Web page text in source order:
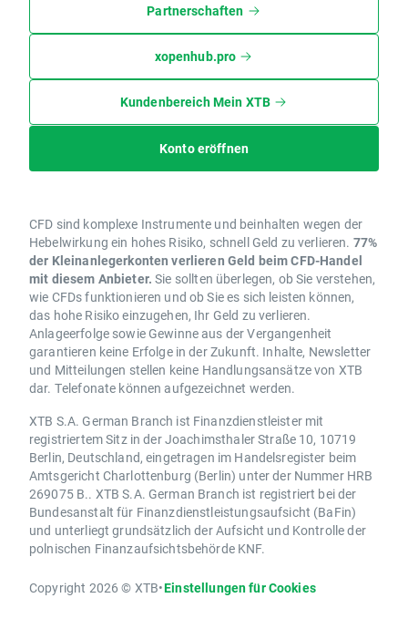
Partnerschaften
xopenhub.pro
Kundenbereich Mein XTB
Konto eröffnen
CFD sind komplexe Instrumente und beinhalten wegen der
Hebelwirkung ein hohes Risiko, schnell Geld zu verlieren. 77%
der Kleinanlegerkonten verlieren Geld beim CFD-Handel
mit diesem Anbieter. Sie sollten überlegen, ob Sie verstehen,
wie CFDs funktionieren und ob Sie es sich leisten können,
das hohe Risiko einzugehen, Ihr Geld zu verlieren.
Anlageerfolge sowie Gewinne aus der Vergangenheit
garantieren keine Erfolge in der Zukunft. Inhalte, Newsletter
und Mitteilungen stellen keine Handlungsansätze von XTB
dar. Telefonate können aufgezeichnet werden.
XTB S.A. German Branch ist Finanzdienstleister mit
registriertem Sitz in der Joachimsthaler Straße 10, 10719
Berlin, Deutschland, eingetragen im Handelsregister beim
Amtsgericht Charlottenburg (Berlin) unter der Nummer HRB
269075 B.. XTB S.A. German Branch ist registriert bei der
Bundesanstalt für Finanzdienstleistungsaufsicht (BaFin)
und unterliegt grundsätzlich der Aufsicht und Kontrolle der
polnischen Finanzaufsichtsbehörde KNF.
Copyright 2026 © XTB•Einstellungen für Cookies